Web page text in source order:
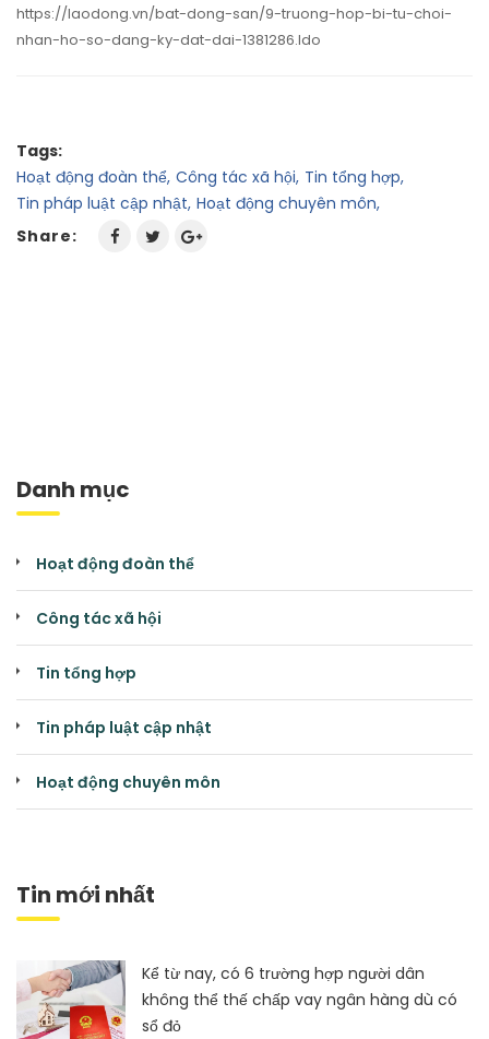
https://laodong.vn/bat-dong-san/9-truong-hop-bi-tu-choi-
nhan-ho-so-dang-ky-dat-dai-1381286.ldo
Tags:
Hoạt động đoàn thể, Công tác xã hội, Tin tổng hợp,
Tin pháp luật cập nhật, Hoạt động chuyên môn,
Share:
Danh mục
Hoạt động đoàn thể
Công tác xã hội
Tin tổng hợp
Tin pháp luật cập nhật
Hoạt động chuyên môn
Tin mới nhất
Kể từ nay, có 6 trường hợp người dân
không thể thế chấp vay ngân hàng dù có
sổ đỏ